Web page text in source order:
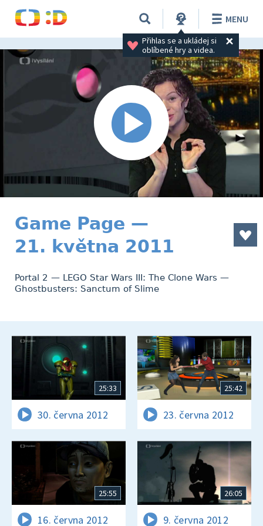
Přihlas se a ukládej si
oblíbené hry a videa.
MENU
Game Page —
21. května 2011
Portal 2 — LEGO Star Wars III: The Clone Wars —
Ghostbusters: Sanctum of Slime
25:33
30. června 2012
25:42
23. června 2012
25:55
16. června 2012
26:05
9. června 2012